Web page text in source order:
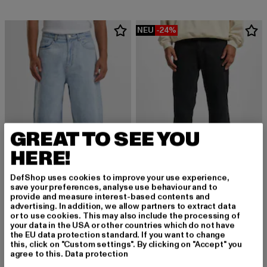
2Y STUDIOS
Junan Baggy Basic Shorts
37,99 EUR
Derzeitiger Preis: 37,99 EUR
NEU -24%
DEF
Matteo
37,99 EUR
Derzeitiger Preis: 37,99 EUR
49,99 EURAktionspreis:
GREAT TO SEE YOU
HERE!
DefShop uses cookies to improve your use experience,
save your preferences, analyse use behaviour and to
provide and measure interest-based contents and
advertising. In addition, we allow partners to extract data
or to use cookies. This may also include the processing of
your data in the USA or other countries which do not have
the EU data protection standard. If you want to change
this, click on "Custom settings". By clicking on "Accept" you
agree to this. Data protection